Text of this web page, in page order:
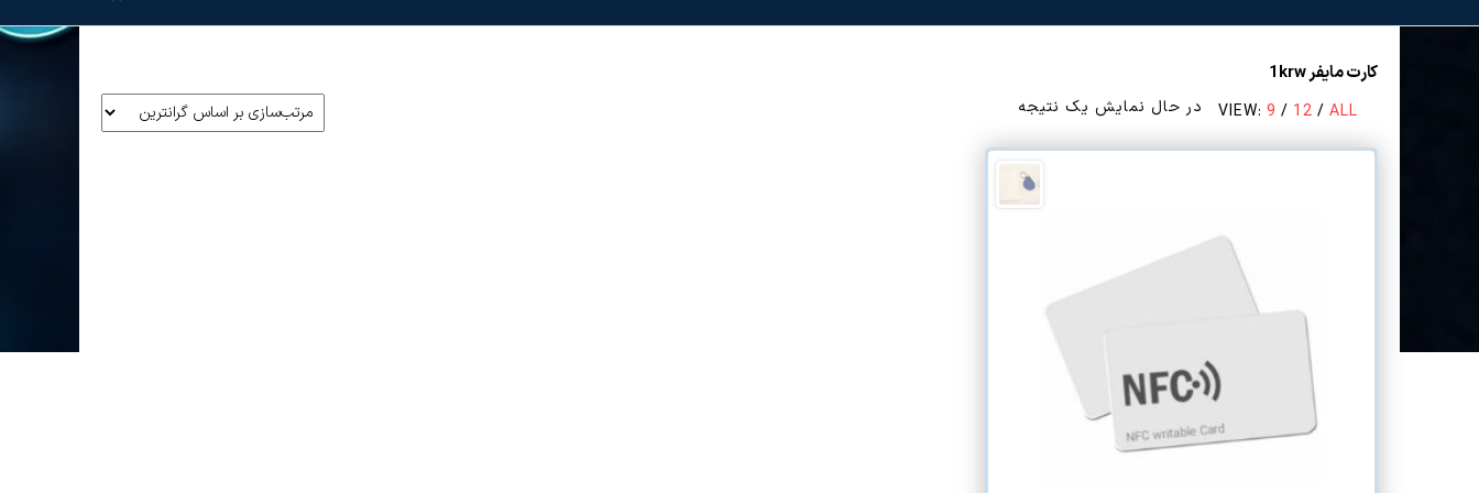
کارت مایفر 1krw
VIEW: 9 / 12 / ALL در حال نمایش یک نتیجه